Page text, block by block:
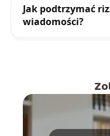
Jak podtrzymać
wiadomości?